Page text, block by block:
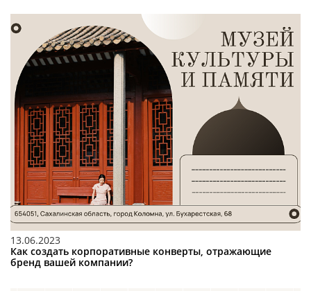
13.06.2023
Как создать корпоративные конверты, отражающие
бренд вашей компании?